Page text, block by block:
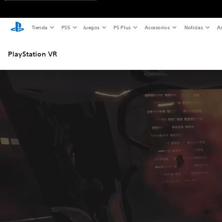
Tienda PS5 Juegos PS Plus Accesorios Noticias
PlayStation VR